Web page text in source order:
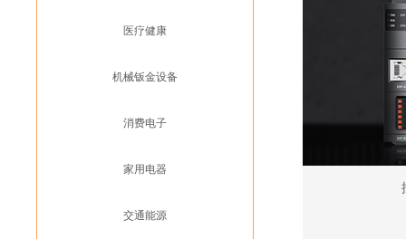
医疗健康
机械钣金设备
消费电子
家用电器
交通能源